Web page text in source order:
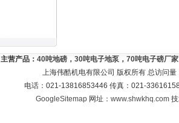
主营产品： 40吨地磅，30吨电子地泵，70吨电子磅厂
上海伟酷机电有限公司 版权所有 总访问量
电话：021-13816853446 传真：021-
GoogleSitemap 网址：www.shwkhq.com